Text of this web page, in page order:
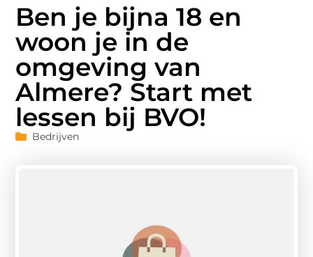
Ben je bijna 18 en
woon je in de
omgeving van
Almere? Start met
lessen bij BVO!
Bedrijven